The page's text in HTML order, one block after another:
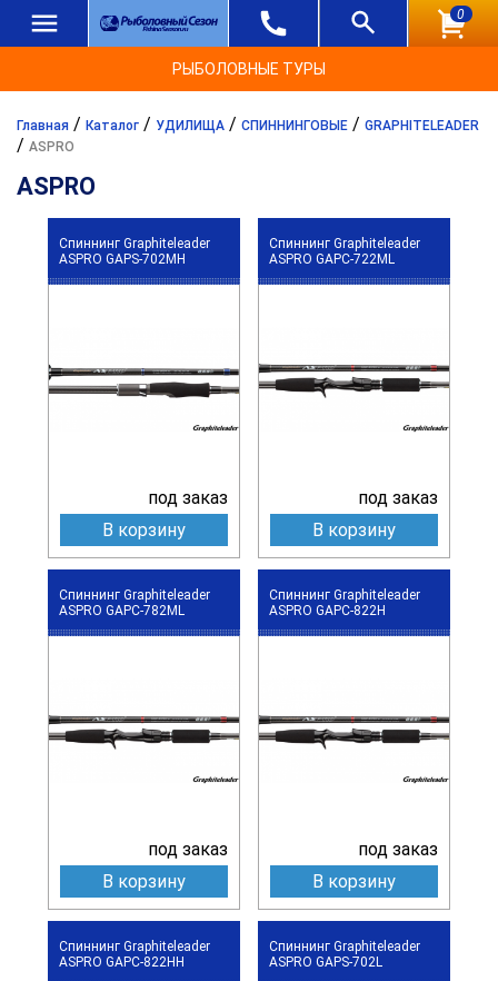
0
РЫБОЛОВНЫЕ ТУРЫ
Главная / Каталог / УДИЛИЩА / СПИННИНГОВЫЕ / GRAPHITELEADER
/ ASPRO
ASPRO
Спиннинг Graphiteleader
ASPRO GAPS-702MH
под заказ
В корзину
Спиннинг Graphiteleader
ASPRO GAPC-722ML
под заказ
В корзину
Спиннинг Graphiteleader
ASPRO GAPC-782ML
под заказ
В корзину
Спиннинг Graphiteleader
ASPRO GAPC-822H
под заказ
В корзину
Спиннинг Graphiteleader
ASPRO GAPC-822HH
Спиннинг Graphiteleader
ASPRO GAPS-702L